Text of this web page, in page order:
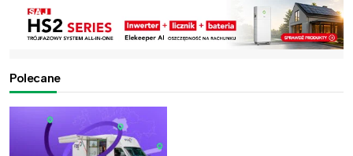
Polecane